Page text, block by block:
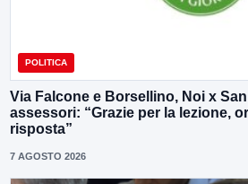
POLITICA
Via Falcone e Borsellino, Noi x
assessori: “Grazie per la lezione,
risposta”
7 AGOSTO 2026